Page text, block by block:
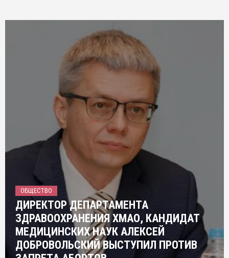
ОБЩЕСТВО
ДИРЕКТОР ДЕПАРТАМЕНТА
ЗДРАВООХРАНЕНИЯ ХМАО, КАНДИДАТ
МЕДИЦИНСКИХ НАУК АЛЕКСЕЙ
ДОБРОВОЛЬСКИЙ ВЫСТУПИЛ ПРОТИВ